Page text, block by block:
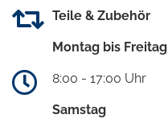
Teile & Zubehör
Montag bis Freitag
8:00 - 17:00 Uhr
Samstag